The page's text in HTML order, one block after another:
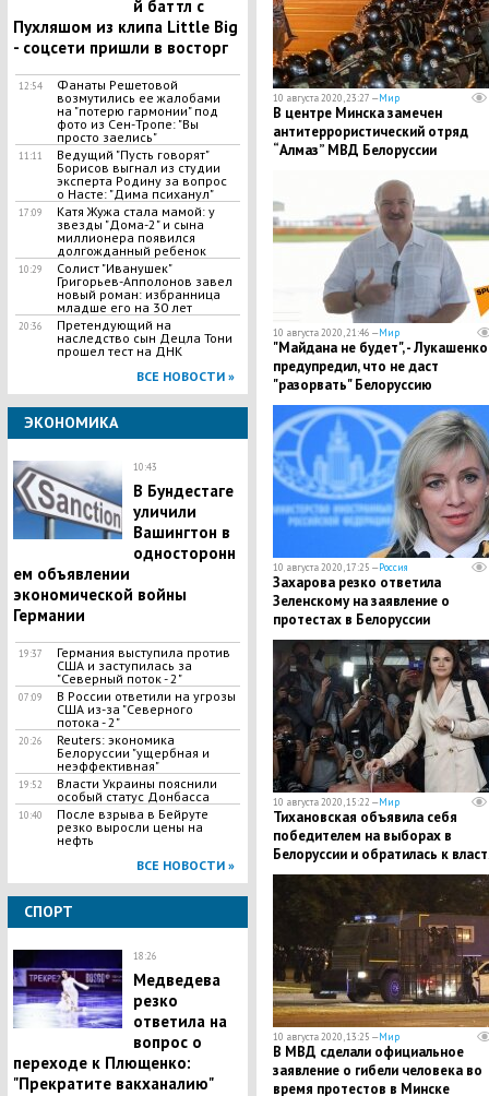
й баттл с
Пухляшом из клипа Little Big
- соцсети пришли в восторг
12:54
Фанаты Решетовой
возмутились ее жалобами
на "потерю гармонии" под
фото из Сен-Тропе: "Вы
просто заелись"
11:11
Ведущий "Пусть говорят"
Борисов выгнал из студии
эксперта Родину за вопрос
о Насте: "Дима психанул"
17:09
​Катя Жужа стала мамой: у
звезды "Дома-2" и сына
миллионера появился
долгожданный ребенок
10:29
Солист "Иванушек"
Григорьев-Апполонов завел
новый роман: избранница
младше его на 30 лет
20:36
​Претендующий на
наследство сын Децла Тони
прошел тест на ДНК
ВСЕ НОВОСТИ »
ЭКОНОМИКА
10:43
В Бундестаге
уличили
Вашингтон в
односторонн
ем объявлении
экономической войны
Германии
19:37
Германия выступила против
США и заступилась за
"Северный поток - 2"
07:09
В России ответили на угрозы
США из-за "Северного
потока - 2"
20:26
Reuters: экономика
Белоруссии "ущербная и
неэффективная"
19:52
Власти Украины пояснили
особый статус Донбасса
10:40
После взрыва в Бейруте
резко выросли цены на
нефть
ВСЕ НОВОСТИ »
СПОРТ
18:26
Медведева
резко
ответила на
вопрос о
переходе к Плющенко:
"Прекратите вакханалию"
10 августа 2020, 23:27 —Мир
​В центре Минска замечен
антитеррористический отряд
“Алмаз” МВД Белоруссии
10 августа 2020, 21:46 —Мир
"Майдана не будет", - Лукашенко
предупредил, что не даст
"разорвать" Белоруссию
10 августа 2020, 17:25 —Россия
Захарова резко ответила
Зеленскому на заявление о
протестах в Белоруссии
10 августа 2020, 15:22 —Мир
Тихановская объявила себя
победителем на выборах в
Белоруссии и обратилась к
с предложением
10 августа 2020, 13:25 —Мир
​В МВД сделали официальное
заявление о гибели человека во
время протестов в Минске